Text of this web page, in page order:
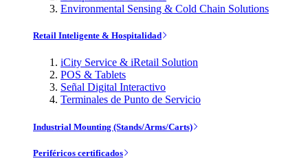
Environmental Sensing & Cold Chain Solutions
Retail Inteligente & Hospitalidad
iCity Service & iRetail Solution
POS & Tablets
Señal Digital Interactivo
Terminales de Punto de Servicio
Industrial Mounting (Stands/Arms/Carts)
Periféricos certificados